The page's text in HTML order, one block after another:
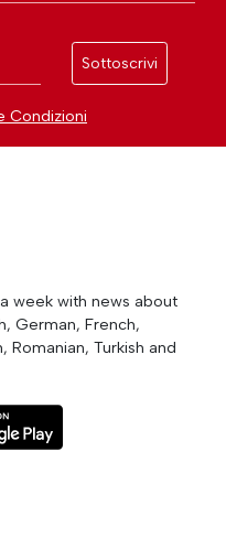
Sottoscrivi
Condizioni
week with news about
German, French,
Romanian, Turkish and